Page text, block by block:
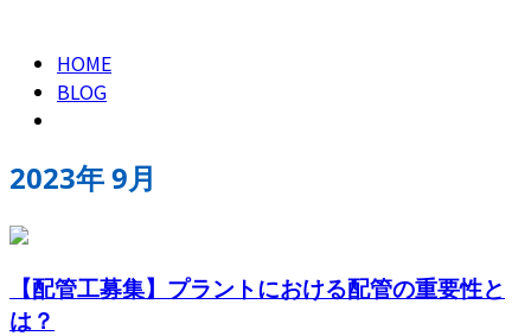
HOME
BLOG
2023年 9月
【配管工募集】プラントにおける配管の重要性と
は？